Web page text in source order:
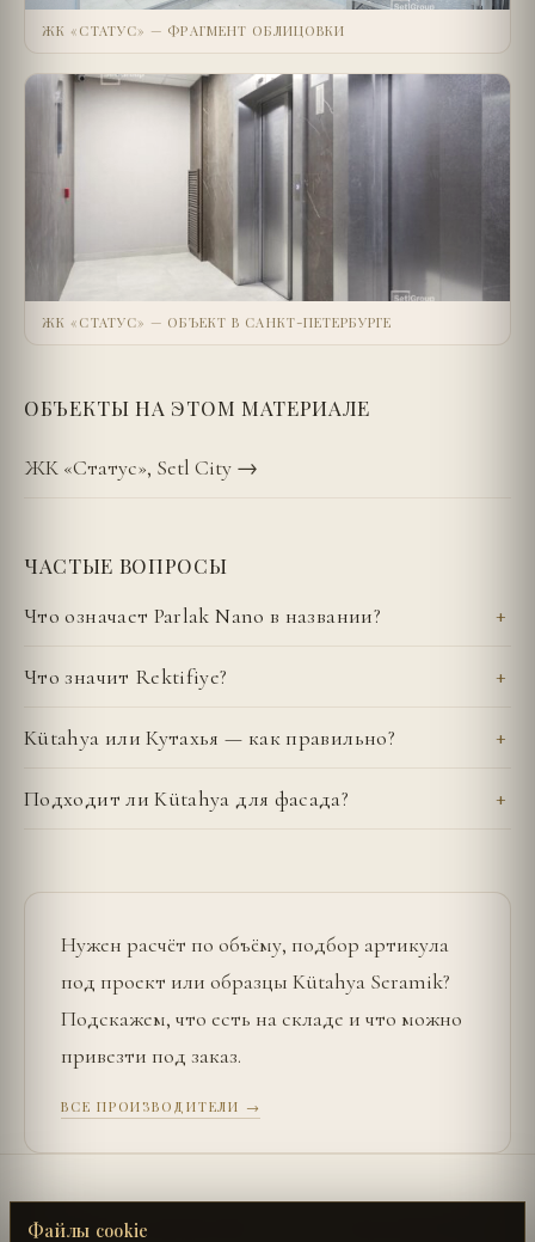
ЖК «СТАТУС» — ФРАГМЕНТ ОБЛИЦОВКИ
ЖК «СТАТУС» — ОБЪЕКТ В САНКТ-ПЕТЕРБУРГЕ
ОБЪЕКТЫ НА ЭТОМ МАТЕРИАЛЕ
ЖК «Статус», Setl City →
ЧАСТЫЕ ВОПРОСЫ
Что означает Parlak Nano в названии?
Что значит Rektifiye?
Kütahya или Кутахья — как правильно?
Подходит ли Kütahya для фасада?
Нужен расчёт по объёму, подбор артикула
под проект или образцы Kütahya Seramik?
Подскажем, что есть на складе и что можно
привезти под заказ.
ВСЕ ПРОИЗВОДИТЕЛИ →
← SURFACE LABORATORY
Файлы cookie